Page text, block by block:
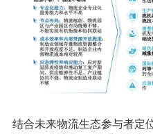
结合未来物流生态参与者定